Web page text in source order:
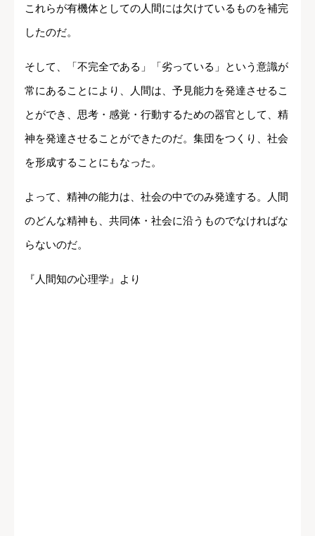
これらが有機体としての人間には欠けているものを補完
したのだ。
そして、「不完全である」「劣っている」という意識が
常にあることにより、人間は、予見能力を発達させるこ
とができ、思考・感覚・行動するための器官として、精
神を発達させることができたのだ。集団をつくり、社会
を形成することにもなった。
よって、精神の能力は、社会の中でのみ発達する。人間
のどんな精神も、共同体・社会に沿うものでなければな
らないのだ。
『人間知の心理学』より